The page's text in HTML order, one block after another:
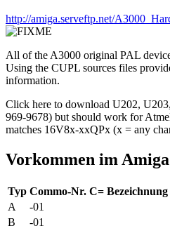
http://amiga.serveftp.net/
All of the A3000 original PAL
Using the CUPL sources files
information.
Click here to download U202,
969-9678) but should work for
matches 16V8x-xxQPx (x = any
Vorkommen im Amiga
Typ Commo-Nr. C= Bezeichnung
A
-01
B
-01